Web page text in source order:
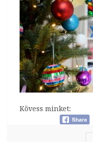
Kövess minket: